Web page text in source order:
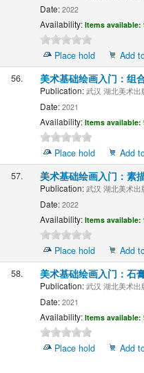
Date:2022
Availability: Items available:
Place hold
Add
56.
美术基础绘画入门：组
Publication:武汉 湖北美术出
Date:2021
Availability: Items available:
Place hold
Add
57.
美术基础绘画入门：素
Publication:武汉 湖北美术出
Date:2022
Availability: Items available:
Place hold
Add
58.
美术基础绘画入门：石
Publication:武汉 湖北美术出
Date:2021
Availability: Items available:
Place hold Add